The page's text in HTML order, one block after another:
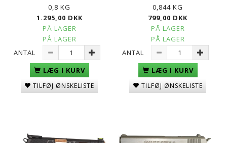
0,8 KG
1.295,00 DKK
PÅ LAGER
PÅ LAGER
ANTAL
LÆG I KURV
TILFØJ ØNSKELISTE
0,844 KG
799,00 DKK
PÅ LAGER
PÅ LAGER
ANTAL
LÆG I KURV
TILFØJ ØNSKELISTE